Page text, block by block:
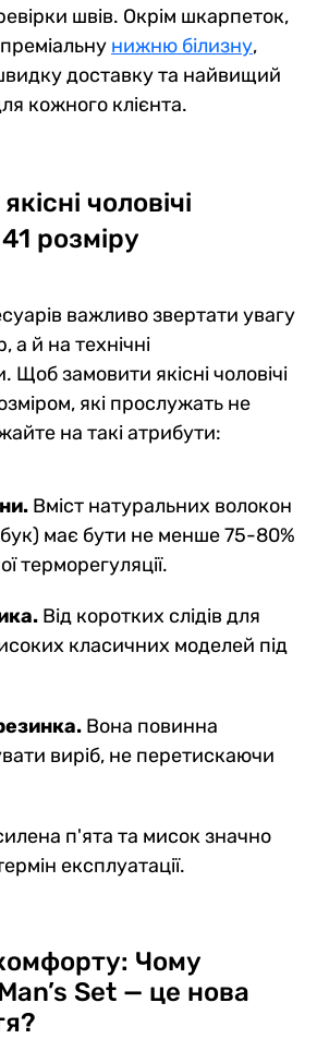
швів. Окрім шкарпеток,
нижню білизну,
доставку та найвищий
кожного клієнта.
чоловічі
розміру
важливо звертати увагу
а й на технічні
Щоб замовити якісні чоловічі
які прослужать не
на такі атрибути:
Вміст натуральних волокон
має бути не менше 75-80%
терморегуляції.
Від коротких слідів для
класичних моделей під
Вона повинна
виріб, не перетискаючи
п'ята та мисок значно
експлуатації.
Чому
Set — це нова